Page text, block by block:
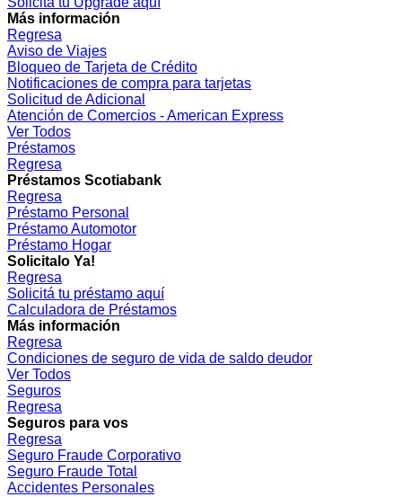
Más información
Regresa
Aviso de Viajes
Bloqueo de Tarjeta de Crédito
Notificaciones de compra para tarjetas
Solicitud de Adicional
Atención de Comercios - American Express
Ver Todos
Préstamos
Regresa
Préstamos Scotiabank
Regresa
Préstamo Personal
Préstamo Automotor
Préstamo Hogar
Solicitalo Ya!
Regresa
Solicitá tu préstamo aquí
Calculadora de Préstamos
Más información
Regresa
Condiciones de seguro de vida de saldo deudor
Ver Todos
Seguros
Regresa
Seguros para vos
Regresa
Seguro Fraude Corporativo
Seguro Fraude Total
Accidentes Personales